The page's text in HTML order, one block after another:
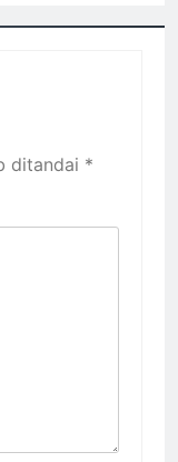
ditandai *